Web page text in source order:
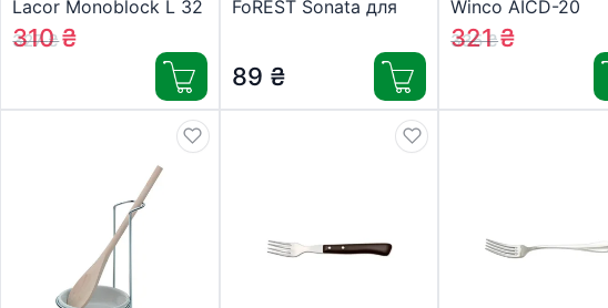
Lacor Monoblock L 32
cm (62505)
327₴
310₴
FoREST Sonata для
89 ₴
Winco AICD-20
(23026)
335₴
321₴